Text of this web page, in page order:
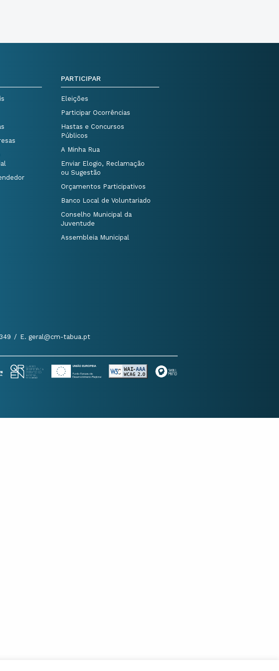
PARTICIPAR
Eleições
Participar Ocorrências
Hastas e Concursos
Públicos
A Minha Rua
Enviar Elogio, Reclamação
ou Sugestão
Orçamentos Participativos
Banco Local de Voluntariado
Conselho Municipal da
Juventude
Assembleia Municipal
/ E. geral@cm-tabua.pt